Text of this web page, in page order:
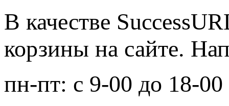
В качестве
корзины на сайте.
пн-пт: с 9-00 до 18-00